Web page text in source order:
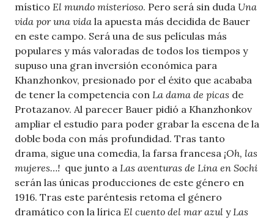
místico El mundo misterioso. Pero será sin duda Una
vida por una vida la apuesta más decidida de Bauer
en este campo. Será una de sus películas más
populares y más valoradas de todos los tiempos y
supuso una gran inversión económica para
Khanzhonkov, presionado por el éxito que acababa
de tener la competencia con La dama de picas de
Protazanov. Al parecer Bauer pidió a Khanzhonkov
ampliar el estudio para poder grabar la escena de la
doble boda con más profundidad. Tras tanto
drama, sigue una comedia, la farsa francesa ¡Oh, las
mujeres…! que junto a Las aventuras de Lina en Sochi
serán las únicas producciones de este género en
1916. Tras este paréntesis retoma el género
dramático con la lírica El cuento del mar azul yLas